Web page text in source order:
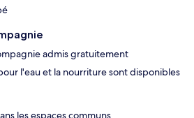
admis gratuitement
l'eau et la nourriture sont disponibles
les espaces communs